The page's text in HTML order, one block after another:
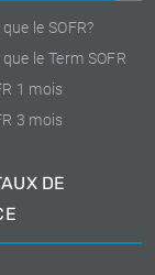
le SOFR?
le Term SOFR
1 mois
3 mois
DE